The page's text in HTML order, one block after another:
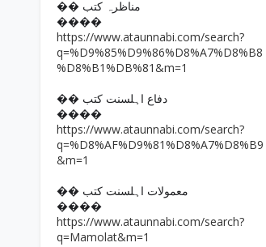
�� مناظرہ کتب
����
https://www.ataunnabi.com/search?
q=%D9%85%D9%86%D8%A7%D8%B8
%D8%B1%DB%81&m=1
�� دفاع اہلسنت کتب
����
https://www.ataunnabi.com/search?
q=%D8%AF%D9%81%D8%A7%D8%B9
&m=1
�� معمولات اہلسنت کتب
����
https://www.ataunnabi.com/search?
q=Mamolat&m=1